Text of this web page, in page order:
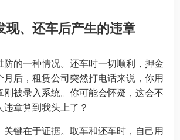
现、还车后产生的违章
的一种情况。还车时一切顺利，押金
后，租赁公司突然打电话来说，你用
被录入系统。你可能会怀疑，这会不
章算到我头上了？
键在于证据。取车和还车时，自己用